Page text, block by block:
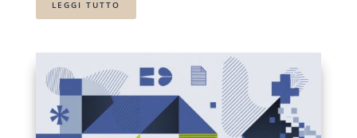
LEGGI TUTTO